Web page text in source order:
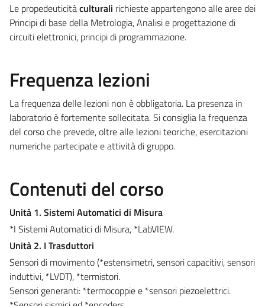
Le propedeuticitàculturali richieste appartengono alle aree dei
Principi di base della Metrologia, Analisi e progettazione di
circuiti elettronici, principi di programmazione.
Frequenza lezioni
La frequenza delle lezioni non è obbligatoria. La presenza in
laboratorio è fortemente sollecitata. Si consiglia la frequenza
del corso che prevede, oltre alle lezioni teoriche, esercitazioni
numeriche partecipate e attività di gruppo.
Contenuti del corso
Unità 1. Sistemi Automatici di Misura
*I Sistemi Automatici di Misura, *LabVIEW.
Unità 2. I Trasduttori
Sensori di movimento (*estensimetri, sensori capacitivi, sensori
induttivi, *LVDT), *termistori.
Sensori generanti: *termocoppie e *sensori piezoelettrici.